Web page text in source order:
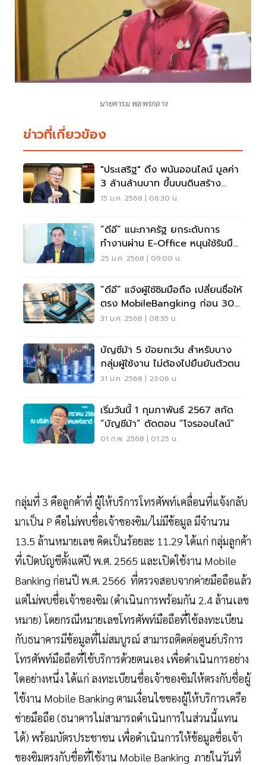
นายคารม พลพรกลาง
ข่าวที่เกี่ยวข้อง
"ประเสริฐ" ดึง พนันออนไลน์ มูลค่า
3 ล้านล้านบาท ขึ้นบนดินสร้าง
มูลค่าเศรษฐกิจ
15 ม.ค. 2568 | 06:30 น.
“ดีอี” แนะภาครัฐ ยกระดับการ
ทำงานผ่าน E-Office หนุนใช้รับมือ
ฝุ่น PM 2.5
25 ม.ค. 2568 | 09:00 น.
“ดีอี” แจ้งผู้ใช้ซิมมือถือ เปลี่ยนชื่อให้
ตรง MobileBangking ก่อน 30
เมษายน
31 ม.ค. 2568 | 08:35 น.
บัญชีม้า 5 ข้อยกเว้น สำหรับบาง
กลุ่มผู้ใช้งาน ไม่ต้องไปยืนยันตัวตน
31 ม.ค. 2568 | 23:06 น.
เริ่มวันนี้ 1 กุมภาพันธ์ 2567 สกัด
“บัญชีม้า” ตัดตอน “โจรออนไลน์”
01 ก.พ. 2568 | 01:25 น.
กลุ่มที่ 3 คือลูกค้าที่ ผู้ให้บริการโทรศัพท์เคลื่อนที่แจ้งกลับ
มาเป็น P คือไม่พบชื่อเจ้าของซิม/ไม่มีข้อมูล มีจำนวน
13.5 ล้านหมายเลข คิดเป็นร้อยละ 11.29 ได้แก่ กลุ่มลูกค้า
ที่เปิดบัญชีตั้งแต่ปี พ.ศ. 2565 และเปิดใช้งาน Mobile
Banking ก่อนปี พ.ศ. 2566 ที่ตรวจสอบจากค่ายมือถือแล้ว
แต่ไม่พบชื่อเจ้าของซิม (ดำเนินการพร้อมกัน 2.4 ล้านเลข
หมาย) โดยกรณีหมายเลขโทรศัพท์มือถือที่ใช้ลงทะเบียน
กับธนาคารมีข้อมูลที่ไม่สมบูรณ์ สามารถติดต่อศูนย์บริการ
โทรศัพท์มือถือที่ใช้บริการด้วยตนเอง เพื่อดำเนินการอย่าง
ใดอย่างหนึ่ง ได้แก่ ลงทะเบียนชื่อเจ้าของซิมให้ตรงกับชื่อผู้
ใช้งาน Mobile Banking ตามเงื่อนไขของผู้ให้บริการเครือ
ข่ายมือถือ (ธนาคารไม่สามารถดำเนินการในส่วนนี้แทน
ได้) พร้อมบัตรประชาชน เพื่อดำเนินการให้ข้อมูลชื่อเจ้า
ของซิมตรงกับชื่อที่ใช้งาน Mobile Banking ภายในวันที่